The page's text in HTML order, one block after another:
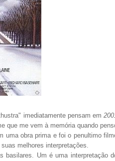
imediatamente pensam em
que me vem à memória quando
uma obra prima e foi o penultimo
melhores interpretações.
basilares. Um é uma interpretação